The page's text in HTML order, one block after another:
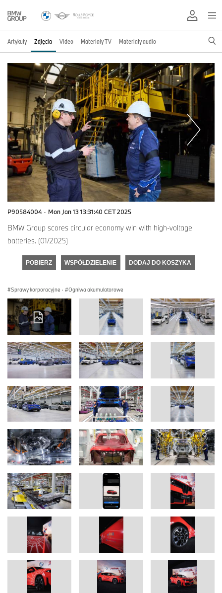
Artykuły Zdjęcia Video Materiały TV Materiały audio
P90584004 · Mon Jan 13 13:31:40 CET 2025
BMW Group scores circular economy win with high-voltage
batteries. (01/2025)
POBIERZ WSPÓŁDZIELENIE DODAJ DO KOSZYKA
Sprawy korporacyjne · Ogniwa akumulatorowe